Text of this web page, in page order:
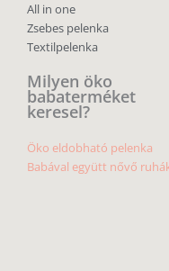
All in one
Zsebes pelenka
Textilpelenka
Milyen öko
babaterméket
keresel?
Öko eldobható pelenka
Babával együtt nővő